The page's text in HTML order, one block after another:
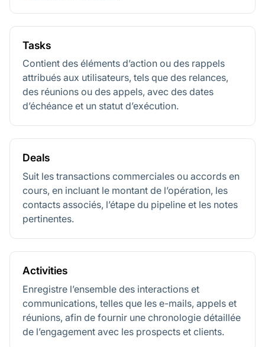
Tasks
Contient des éléments d’action ou des rappels
attribués aux utilisateurs, tels que des relances,
des réunions ou des appels, avec des dates
d’échéance et un statut d’exécution.
Deals
Suit les transactions commerciales ou accords en
cours, en incluant le montant de l’opération, les
contacts associés, l’étape du pipeline et les notes
pertinentes.
Activities
Enregistre l’ensemble des interactions et
communications, telles que les e-mails, appels et
réunions, afin de fournir une chronologie détaillée
de l’engagement avec les prospects et clients.